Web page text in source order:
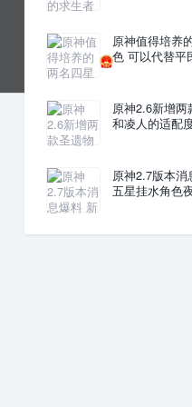
原神值得培养
色 可以代替平
原神2.6新增
和凌人的适配
原神2.7版本
五星挂水角色
Copyright ©
粤ICP备